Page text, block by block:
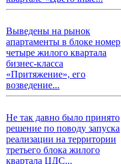
Выведены на рынок
апартаменты в блоке номер
четыре жилого квартала
бизнес-класса
«Притяжение», его
возведение...
Не так давно было принято
решение по поводу запуска
реализации на территории
третьего блока жилого
квартала ЦДС...